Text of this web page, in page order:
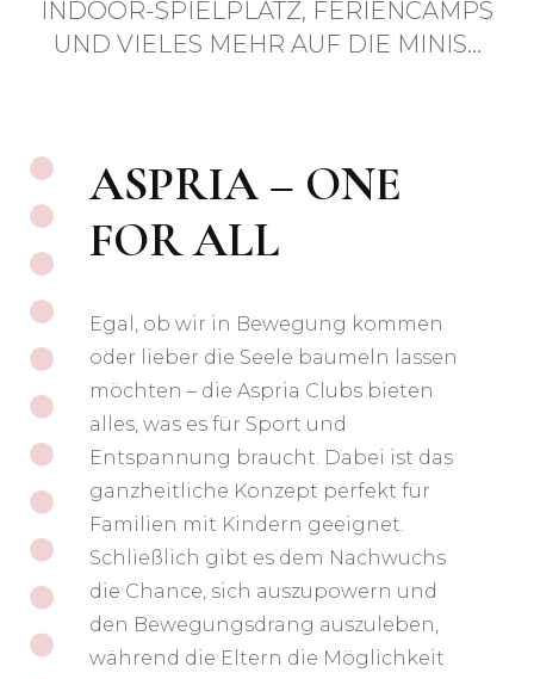
OOR-SPIELPLATZ, FERIENCAMPS UND
VIELES MEHR AUF DIE MINIS…
ASPRIA – ONE
FOR ALL
Egal, ob wir in Bewegung kommen
oder lieber die Seele baumeln lassen
möchten – die Aspria Clubs bieten
alles, was es für Sport und
Entspannung braucht. Dabei ist das
ganzheitliche Konzept perfekt für
Familien mit Kindern geeignet.
Schließlich gibt es dem Nachwuchs
die Chance, sich auszupowern und
den Bewegungsdrang auszuleben,
während die Eltern die Möglichkeit